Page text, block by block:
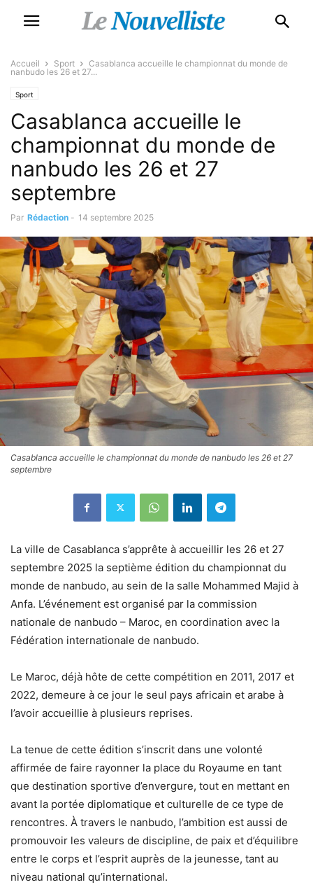
Accueil Sport
Casablanca accueille le championnat du monde de
nanbudo les 26 et 27...
Sport
Casablanca accueille le
championnat du monde de
nanbudo les 26 et 27
septembre
Par Rédaction - 14 septembre 2025
Casablanca accueille le championnat du monde de nanbudo les 26 et 27
septembre
La ville de Casablanca s’apprête à accueillir les 26 et 27
septembre 2025 la septième édition du championnat du
monde de nanbudo, au sein de la salle Mohammed Majid à
Anfa. L’événement est organisé par la commission
nationale de nanbudo – Maroc, en coordination avec la
Fédération internationale de nanbudo.
Le Maroc, déjà hôte de cette compétition en 2011, 2017 et
2022, demeure à ce jour le seul pays africain et arabe à
l’avoir accueillie à plusieurs reprises.
La tenue de cette édition s’inscrit dans une volonté
affirmée de faire rayonner la place du Royaume en tant
que destination sportive d’envergure, tout en mettant en
avant la portée diplomatique et culturelle de ce type de
rencontres. À travers le nanbudo, l’ambition est aussi de
promouvoir les valeurs de discipline, de paix et d’équilibre
entre le corps et l’esprit auprès de la jeunesse, tant au
niveau national qu’international.